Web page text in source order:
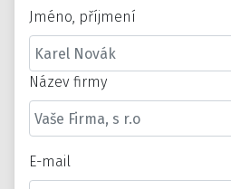
Jméno, příjmení
Název firmy
E-mail